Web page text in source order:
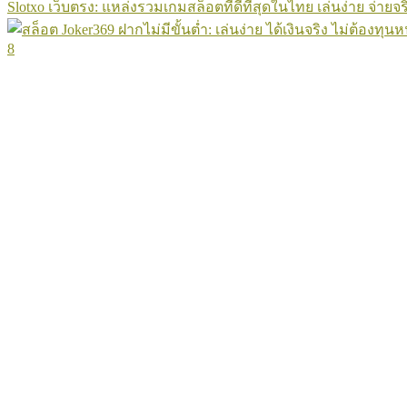
Slotxo เว็บตรง: แหล่งรวมเกมสล็อตที่ดีที่สุดในไทย เล่นง่าย จ่ายจ
8